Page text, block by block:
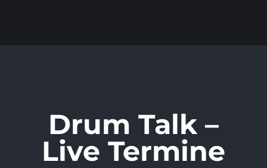
Drum Talk –
Live Termine